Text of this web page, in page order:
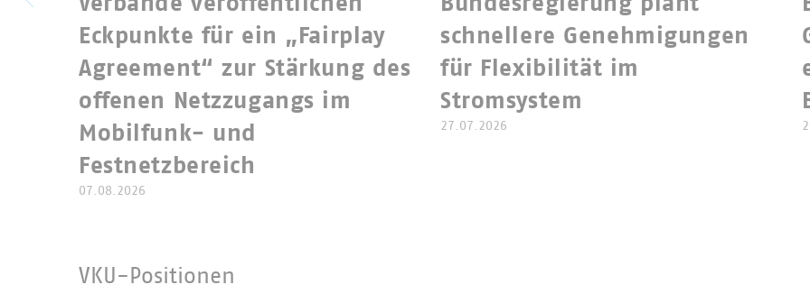
Eckpunkte für ein „Fairplay
Agreement“ zur Stärkung des
offenen Netzzugangs im
Mobilfunk- und
Festnetzbereich
07.08.2026
schnellere Genehmigungen
für Flexibilität im
Stromsystem
27.07.2026
VKU-Positionen